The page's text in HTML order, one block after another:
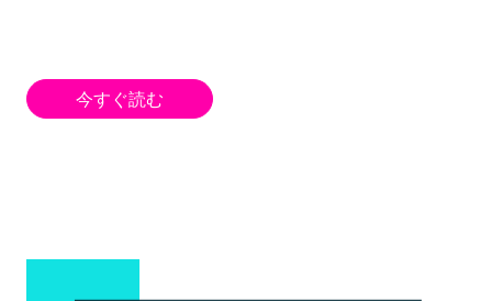
今すぐ読む